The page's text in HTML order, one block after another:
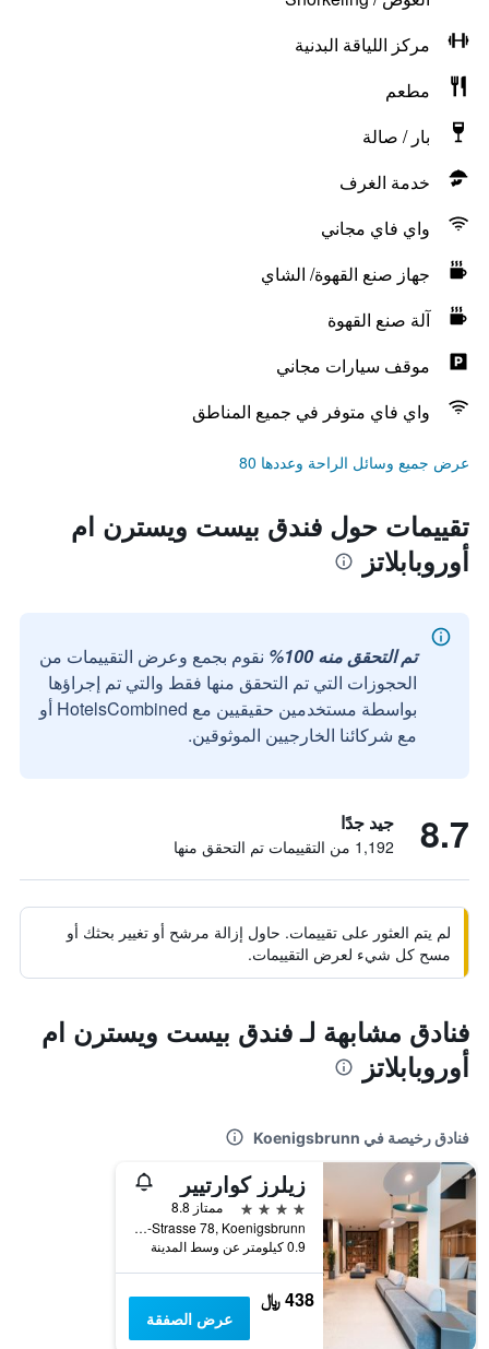
مركز اللياقة البدنية
مطعم
بار / صالة
خدمة الغرف
واي فاي مجاني
جهاز صنع القهوة/ الشاي
آلة صنع القهوة
موقف سيارات مجاني
واي فاي متوفر في جميع المناطق
عرض جميع وسائل الراحة وعددها 80
تقييمات حول فندق بيست ويسترن ام
أوروبابلاتز
تم التحقق منه 100%
نقوم بجمع وعرض التقييمات من
الحجوزات التي تم التحقق منها فقط والتي تم إجراؤها
بواسطة مستخدمين حقيقيين مع HotelsCombined أو
مع شركائنا الخارجيين الموثوقين.
8.7 جيد جدًا
1,192 من التقييمات تم التحقق منها
لم يتم العثور على تقييمات. حاول إزالة مرشح أو تغيير بحثك أو
مسح كل شيء لعرض التقييمات.
فنادق مشابهة لـ فندق بيست ويسترن ام
أوروبابلاتز
فنادق رخيصة في Koenigsbrunn
زيلرز كوارتيير
4 نجوم
ممتاز 8.8
Bürgermeister-Wohlfarth-Strasse 78, Koenigsbrunn, بافاريا, ألمانيا
0.9 كيلومتر عن وسط المدينة
438 ﷼
عرض الصفقة